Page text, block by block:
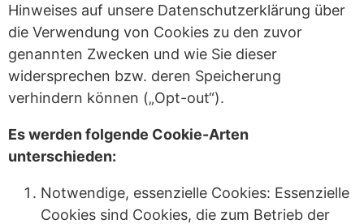
Hinweises auf unsere Datenschutzerklärung über
die Verwendung von Cookies zu den zuvor
genannten Zwecken und wie Sie dieser
widersprechen bzw. deren Speicherung
verhindern können („Opt-out“).
Es werden folgende Cookie-Arten
unterschieden:
Notwendige, essenzielle Cookies: Essenzielle
Cookies sind Cookies, die zum Betrieb der